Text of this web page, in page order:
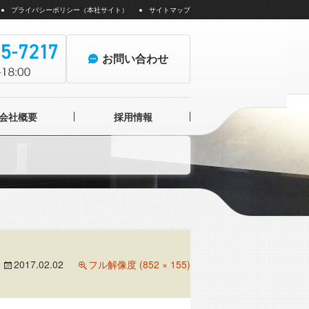
お問い合わせ
社概要 採用情報
プライバシーポリシー（本社サイト） サイトマップ
2017.02.02 フル解像度 (852 × 155)